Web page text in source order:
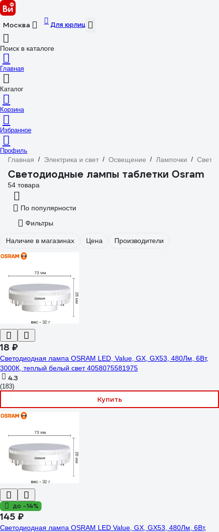
Москва Для юрлиц
Поиск в каталоге
Главная
Каталог
Корзина
Избранное
Профиль
Главная / Электрика и свет / Освещение / Лампочки /
Светодиодные лампы таблетки Osram
54 товара
По популярности
Фильтры
Наличие в магазинах Цена Производители
18 ₽
Светодиодная лампа OSRAM LED, Value, GX, GX53, 480Лм, 6Вт,
3000К, теплый белый свет 4058075581975
4.3
(183)
Купить
до -14%
145 ₽
Светодиодная лампа OSRAM LED Value, GX, GX53, 480Лм, 6Вт,